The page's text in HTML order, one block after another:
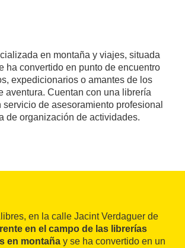
en montaña y viajes, situada
ha convertido en punto de encuentro
expedicionarios o amantes de los
aventura. Cuentan con una librería
de asesoramiento profesional
de organización de actividades.
en la calle Jacint Verdaguer de
en el campo de las librerías
en montaña y se ha convertido en un